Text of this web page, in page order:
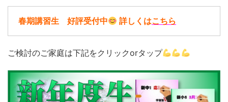
春期講習生 好評受付中 詳しくはこちら
ご検討のご家庭は下記をクリックorタップ